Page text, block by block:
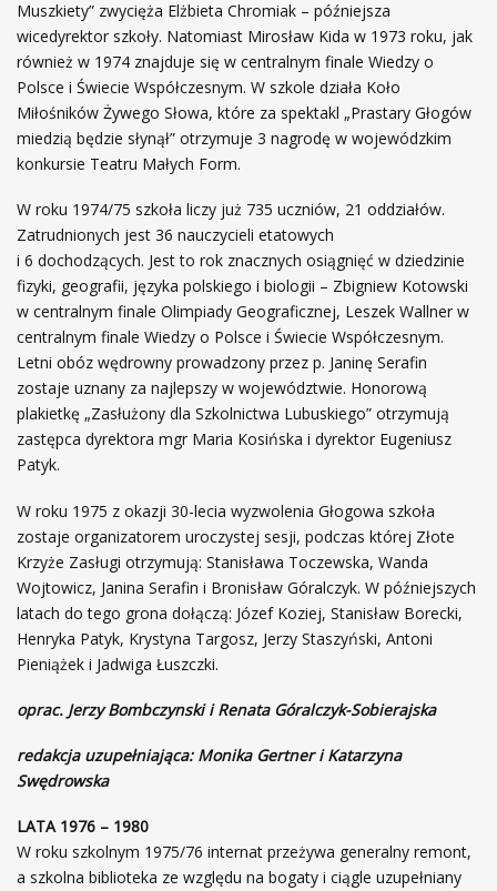
Muszkiety” zwycięża Elżbieta Chromiak – późniejsza
wicedyrektor szkoły. Natomiast Mirosław Kida w 1973 roku, jak
również w 1974 znajduje się w centralnym finale Wiedzy o
Polsce i Świecie Współczesnym. W szkole działa Koło
Miłośników Żywego Słowa, które za spektakl „Prastary Głogów
miedzią będzie słynął” otrzymuje 3 nagrodę w wojewódzkim
konkursie Teatru Małych Form.
W roku 1974/75 szkoła liczy już 735 uczniów, 21 oddziałów.
Zatrudnionych jest 36 nauczycieli etatowych
i 6 dochodzących. Jest to rok znacznych osiągnięć w dziedzinie
fizyki, geografii, języka polskiego i biologii – Zbigniew Kotowski
w centralnym finale Olimpiady Geograficznej, Leszek Wallner w
centralnym finale Wiedzy o Polsce i Świecie Współczesnym.
Letni obóz wędrowny prowadzony przez p. Janinę Serafin
zostaje uznany za najlepszy w województwie. Honorową
plakietkę „Zasłużony dla Szkolnictwa Lubuskiego” otrzymują
zastępca dyrektora mgr Maria Kosińska i dyrektor Eugeniusz
Patyk.
W roku 1975 z okazji 30-lecia wyzwolenia Głogowa szkoła
zostaje organizatorem uroczystej sesji, podczas której Złote
Krzyże Zasługi otrzymują: Stanisława Toczewska, Wanda
Wojtowicz, Janina Serafin i Bronisław Góralczyk. W późniejszych
latach do tego grona dołączą: Józef Koziej, Stanisław Borecki,
Henryka Patyk, Krystyna Targosz, Jerzy Staszyński, Antoni
Pieniążek i Jadwiga Łuszczki.
oprac. Jerzy Bombczynski i Renata Góralczyk-Sobierajska
redakcja uzupełniająca: Monika Gertner i Katarzyna
Swędrowska
LATA 1976 – 1980
W roku szkolnym 1975/76 internat przeżywa generalny remont,
a szkolna biblioteka ze względu na bogaty i ciągle uzupełniany